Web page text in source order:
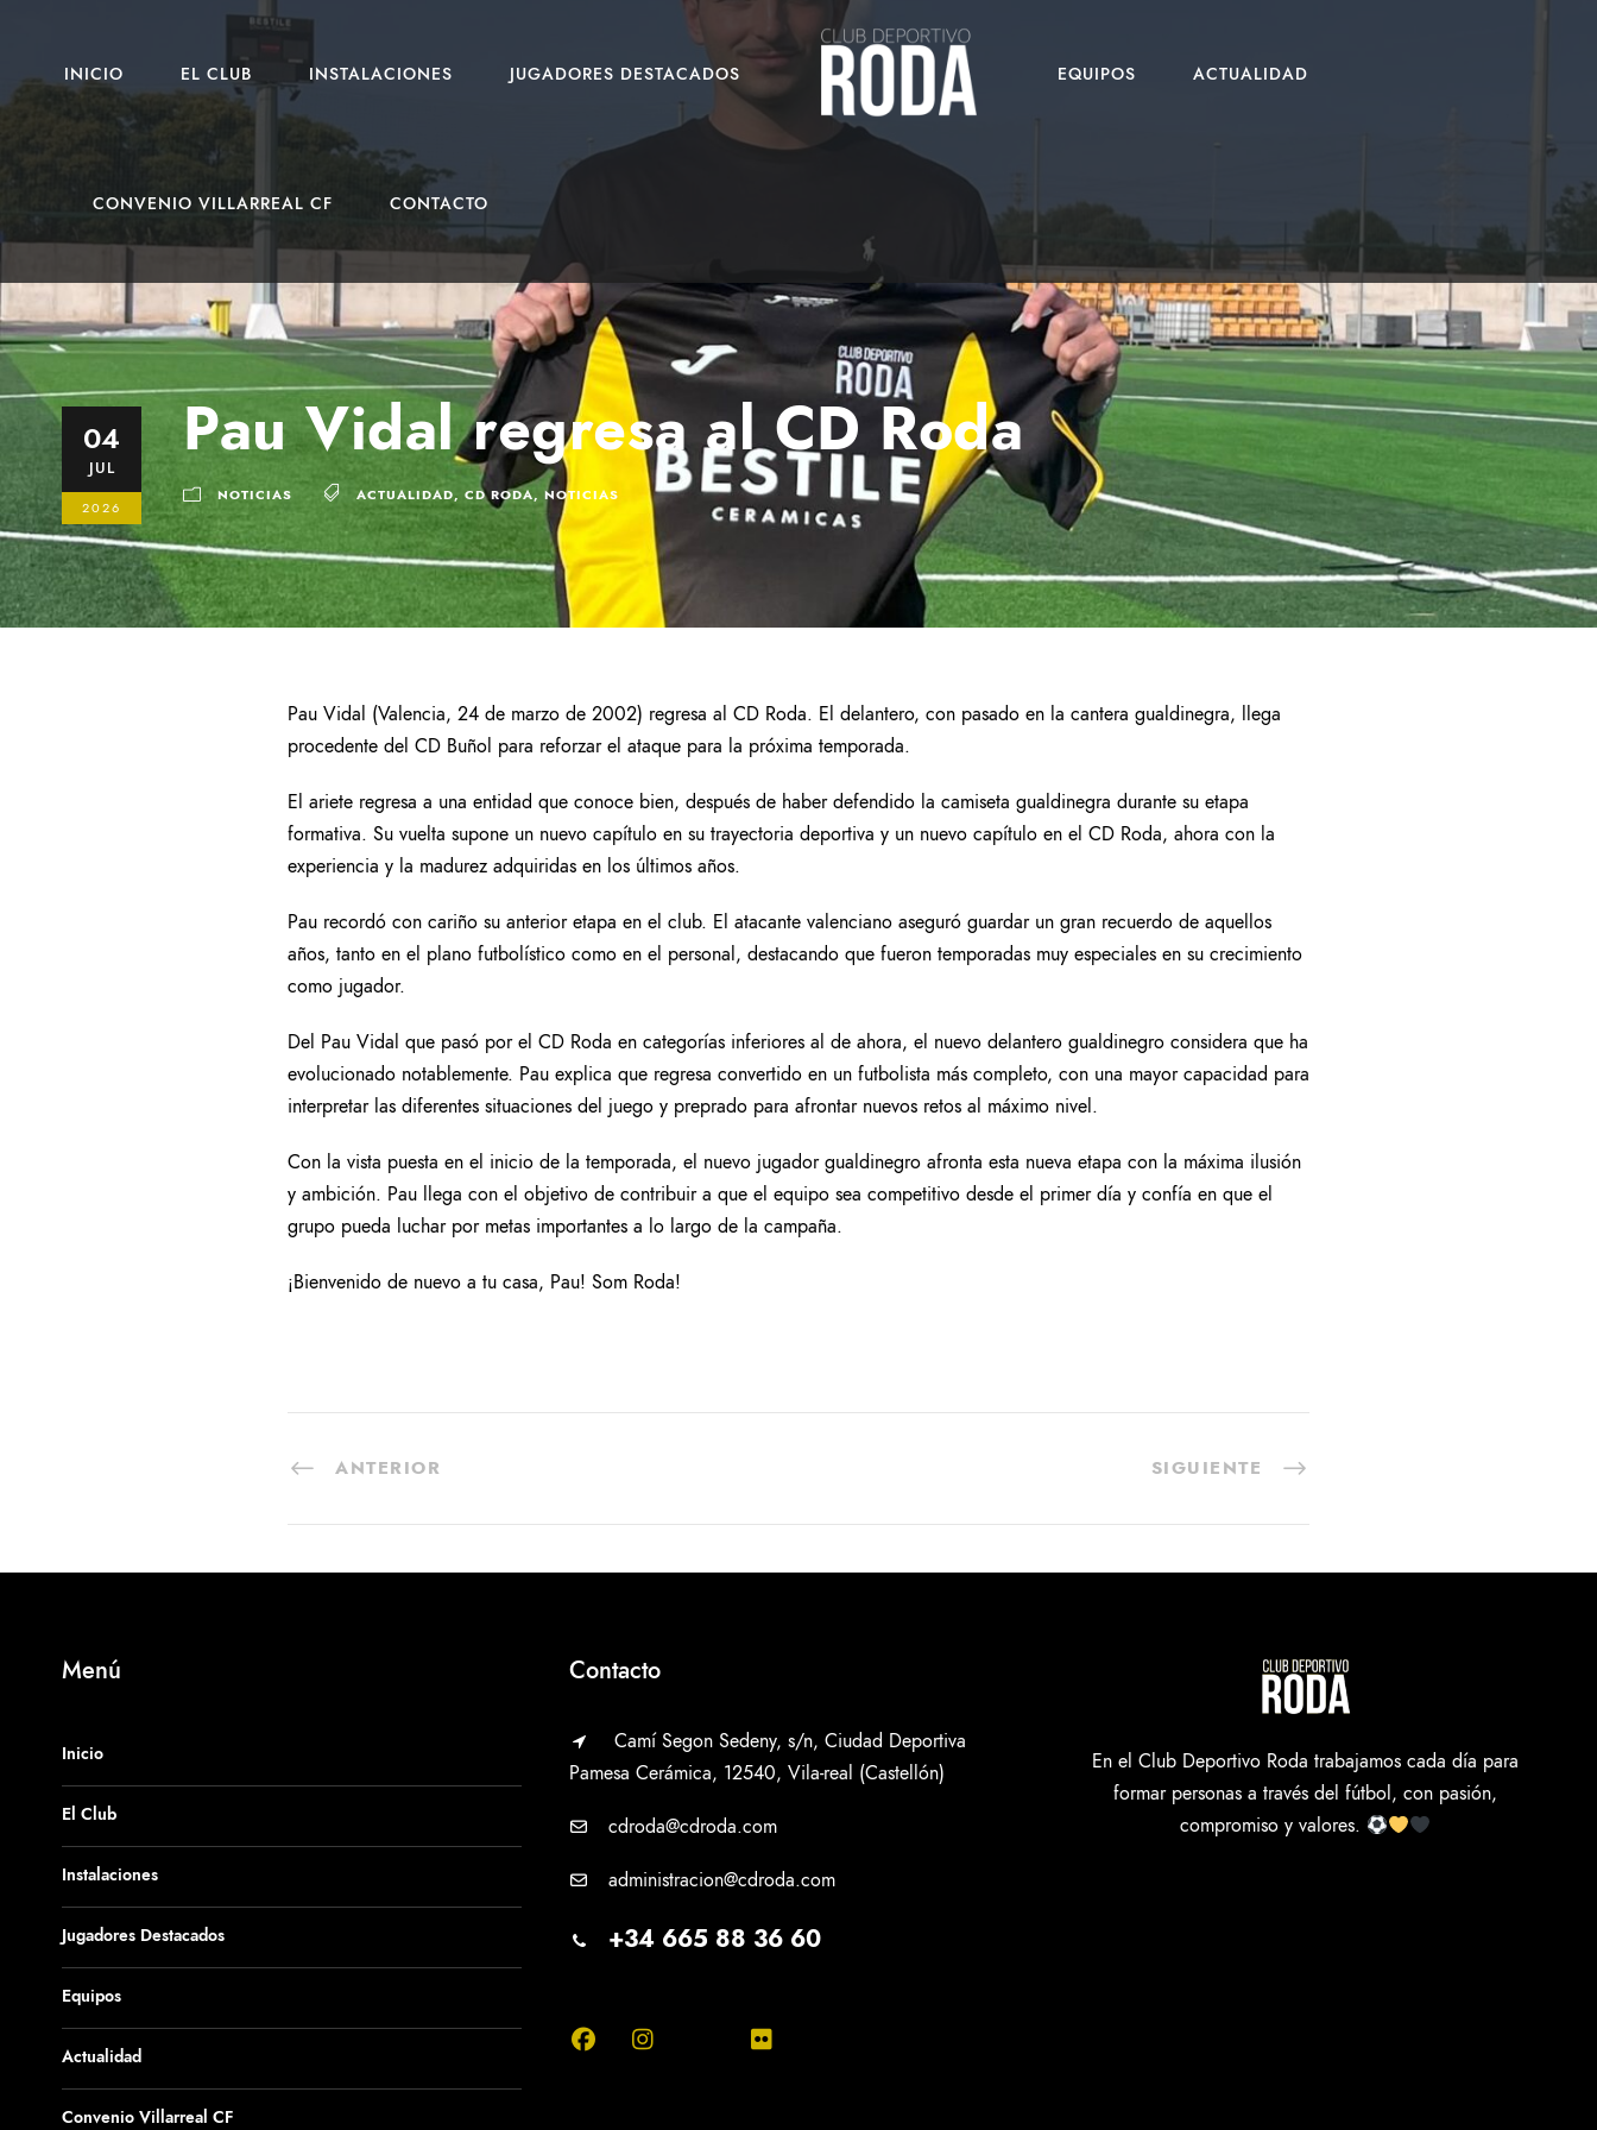
INICIO EL CLUB INSTALACIONES JUGADORES DESTACADOS EQUIPOS ACTUALIDAD
CONVENIO VILLARREAL CF CONTACTO
04
JUL
2026
Pau Vidal regresa al CD Roda
NOTICIAS ACTUALIDAD, CD RODA, NOTICIAS
Pau Vidal (Valencia, 24 de marzo de 2002) regresa al CD Roda. El delantero, con pasado en la cantera gualdinegra, llega
procedente del CD Buñol para reforzar el ataque para la próxima temporada.
El ariete regresa a una entidad que conoce bien, después de haber defendido la camiseta gualdinegra durante su etapa
formativa. Su vuelta supone un nuevo capítulo en su trayectoria deportiva y un nuevo capítulo en el CD Roda, ahora con la
experiencia y la madurez adquiridas en los últimos años.
Pau recordó con cariño su anterior etapa en el club. El atacante valenciano aseguró guardar un gran recuerdo de aquellos
años, tanto en el plano futbolístico como en el personal, destacando que fueron temporadas muy especiales en su crecimiento
como jugador.
Del Pau Vidal que pasó por el CD Roda en categorías inferiores al de ahora, el nuevo delantero gualdinegro considera que ha
evolucionado notablemente. Pau explica que regresa convertido en un futbolista más completo, con una mayor capacidad para
interpretar las diferentes situaciones del juego y preprado para afrontar nuevos retos al máximo nivel.
Con la vista puesta en el inicio de la temporada, el nuevo jugador gualdinegro afronta esta nueva etapa con la máxima ilusión
y ambición. Pau llega con el objetivo de contribuir a que el equipo sea competitivo desde el primer día y confía en que el
grupo pueda luchar por metas importantes a lo largo de la campaña.
¡Bienvenido de nuevo a tu casa, Pau! Som Roda!
ANTERIOR SIGUIENTE
Menú
Inicio
El Club
Instalaciones
Jugadores Destacados
Equipos
Actualidad
Convenio Villarreal CF
Contacto
Camí Segon Sedeny, s/n, Ciudad Deportiva
Pamesa Cerámica, 12540, Vila-real (Castellón)
cdroda@cdroda.com
administracion@cdroda.com
+34 665 88 36 60
En el Club Deportivo Roda trabajamos cada día para
formar personas a través del fútbol, con pasión,
compromiso y valores.